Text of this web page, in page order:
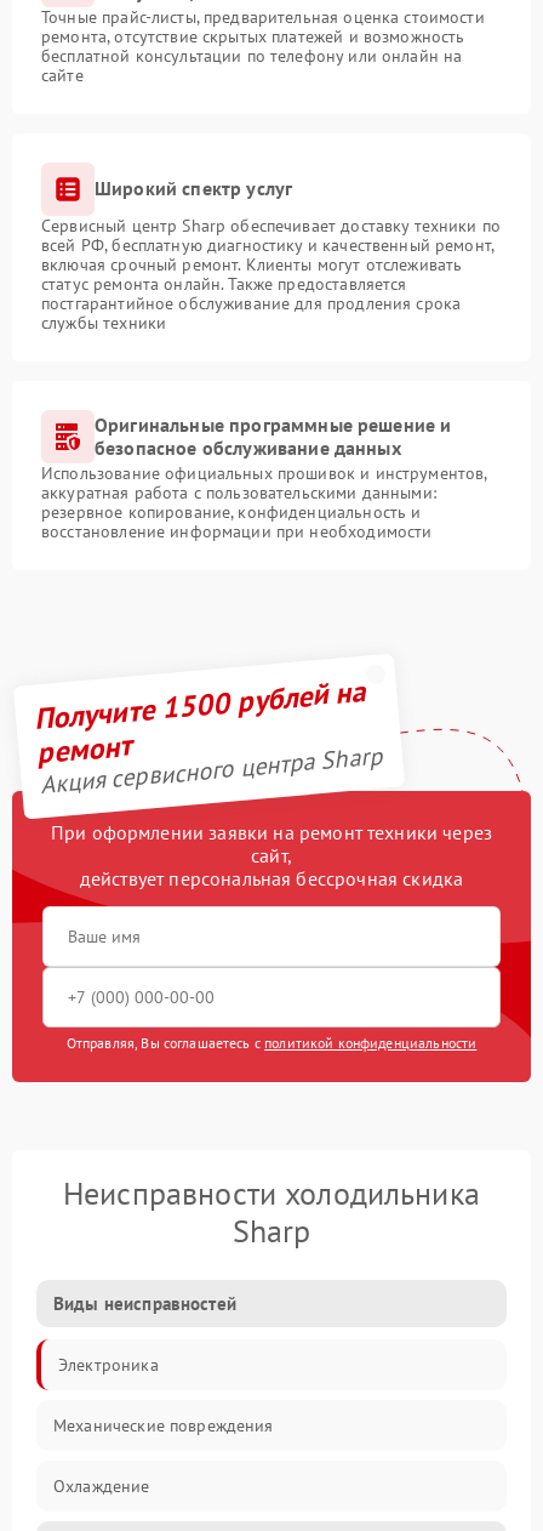
Точные прайс-листы, предварительная оценка стоимости
ремонта, отсутствие скрытых платежей и возможность
бесплатной консультации по телефону или онлайн на
сайте
Широкий спектр услуг
Сервисный центр Sharp обеспечивает доставку техники по
всей РФ, бесплатную диагностику и качественный ремонт,
включая срочный ремонт. Клиенты могут отслеживать
статус ремонта онлайн. Также предоставляется
постгарантийное обслуживание для продления срока
службы техники
Оригинальные программные решение и
безопасное обслуживание данных
Использование официальных прошивок и инструментов,
аккуратная работа с пользовательскими данными:
резервное копирование, конфиденциальность и
восстановление информации при необходимости
Получите 1500 рублей на
ремонт
Акция сервисного центра Sharp
При оформлении заявки на ремонт техники через
сайт,
действует персональная бессрочная скидка
Отправляя, Вы соглашаетесь с политикой конфиденциальности
Неисправности холодильника
Sharp
Виды неисправностей
Электроника
Механические повреждения
Охлаждение